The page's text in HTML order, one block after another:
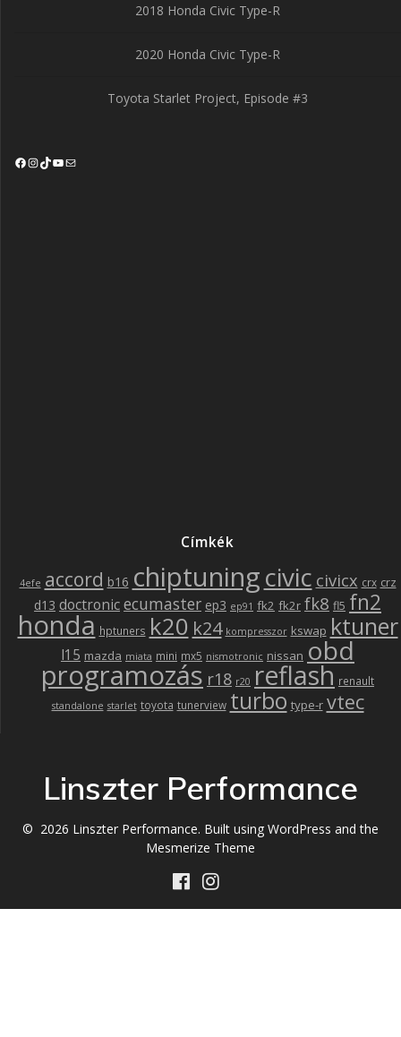
2018 Honda Civic Type-R
2020 Honda Civic Type-R
Toyota Starlet Project, Episode #3
Facebook
Instagram
TikTok
YouTube
Mail
Címkék
4efe accord b16 chiptuningcivic civicx crx crz
d13 doctronicecumaster ep3 ep91 fk2 fk2r fk8 fl5 fn2
honda hptuners k20 k24 kompresszor kswap ktuner
l15 mazda miata mini mx5 nismotronic nissan obd
programozás r18 r20 reflash renault
standalone starlet toyota tunerview turbo type-r vtec
Linszter Performance
© 2026 Linszter Performance. Built using WordPress and the
Mesmerize Theme